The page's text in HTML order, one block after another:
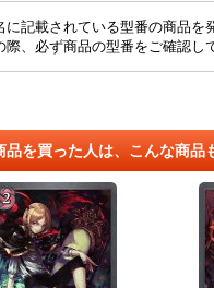
記載されている型番の商品を
際、必ず商品の型番をご確認し
品を買った人は、こんな商品